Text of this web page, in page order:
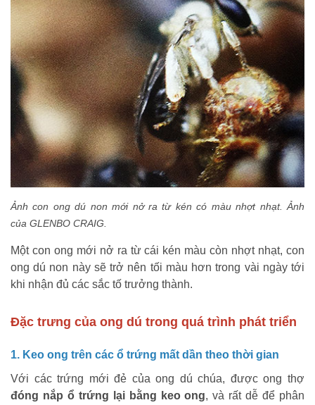
Ảnh con ong dú non mới nở ra từ kén có màu nhợt nhạt. Ảnh
của GLENBO CRAIG.
Một con ong mới nở ra từ cái kén màu còn nhợt nhạt, con
ong dú non này sẽ trở nên tối màu hơn trong vài ngày tới
khi nhận đủ các sắc tố trưởng thành.
Đặc trưng của ong dú trong quá trình phát triển
1. Keo ong trên các ổ trứng mất dần theo thời gian
Với các trứng mới đẻ của ong dú chúa, được ong thợ
đóng nắp ổ trứng lại bằng keo ong, và rất dễ để phân